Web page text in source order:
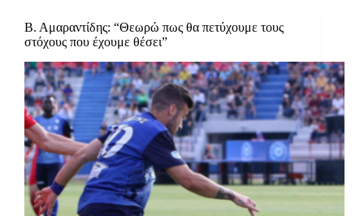
Β. Αμαραντίδης: “Θεωρώ πως θα πετύχουμε τους
στόχους που έχουμε θέσει”